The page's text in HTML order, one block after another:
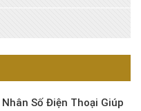
Số Điện Thoại Giúp